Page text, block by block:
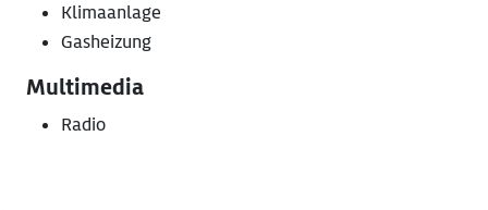
Klimaanlage
Gasheizung
Multimedia
Radio